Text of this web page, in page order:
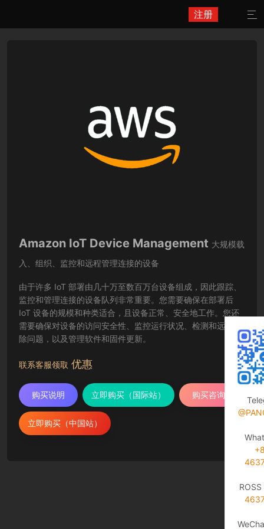
注册 
Amazon IoT Device Management 大规模载
入、组织、监控和远程管理连接的设备
由于许多 IoT 部署由几十万至数百万台设备组成，因此跟踪、
监控和管理连接的设备队列非常重要。您需要确保在部署后
IoT 设备的规模和种类适合，且设备正常、安全地工作。您还
需要确保对设备的访问安全性、监控运行状况、检测和远程排
除问题，以及管理软件和固件更新。
联系客服领取 优惠
购买说明 立即购买（国际站） 购买咨询
立即购买（中国站）